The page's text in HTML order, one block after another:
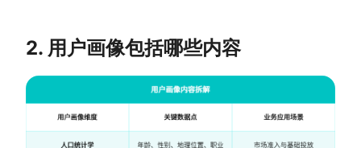
AI创作
创意与绘图
AI生成思维导图
战略与流程设计
2. 用户画像包括哪些内容